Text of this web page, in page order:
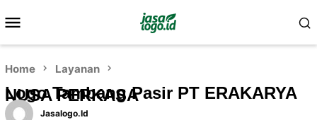
Home Layanan
Logo Tambang Pasir PT ERAKARYA
NUSA PERKASA
Jasalogo.id